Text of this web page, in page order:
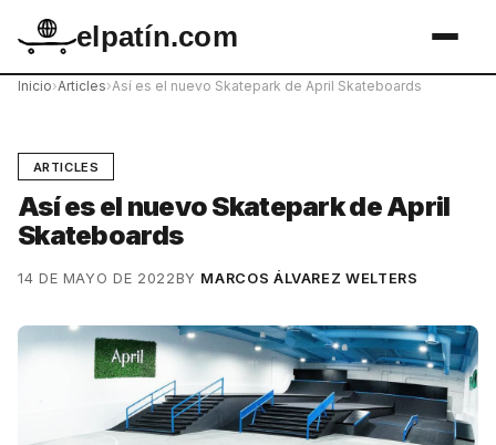
elpatín.com
Inicio›Articles›Así es el nuevo Skatepark de April Skateboards
ARTICLES
Así es el nuevo Skatepark de April
Skateboards
14 DE MAYO DE 2022BY MARCOS ÁLVAREZ WELTERS